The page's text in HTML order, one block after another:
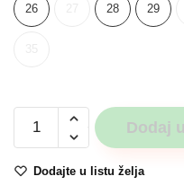
26 28 29
16
Dodaj
Dodajte u listu želja